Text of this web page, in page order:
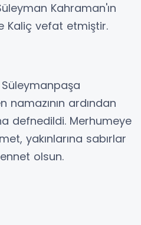
Kahraman'ın
Kaliç vefat etmiştir.
namazının ardından
defnedildi. Merhumeye
yakınlarına sabırlar
olsun.